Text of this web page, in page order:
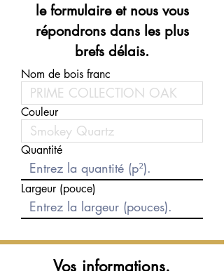
le formulaire et nous vous
répondrons dans les plus
brefs délais.
Nom de bois franc
Couleur
Quantité
Largeur (pouce)
Vos informations.